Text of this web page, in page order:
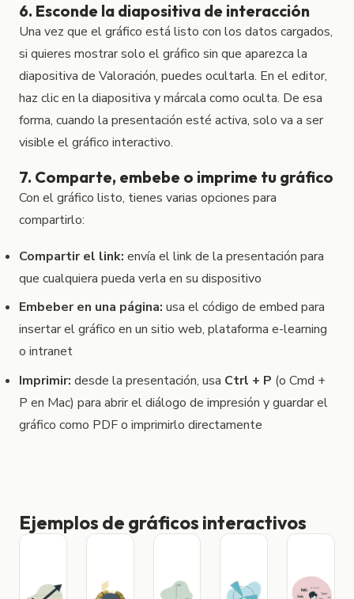
6. Esconde la diapositiva de interacción
Una vez que el gráfico está listo con los datos cargados,
si quieres mostrar solo el gráfico sin que aparezca la
diapositiva de Valoración, puedes ocultarla. En el editor,
haz clic en la diapositiva y márcala como oculta. De esa
forma, cuando la presentación esté activa, solo va a ser
visible el gráfico interactivo.
7. Comparte, embebe o imprime tu gráfico
Con el gráfico listo, tienes varias opciones para
compartirlo:
Compartir el link: envía el link de la presentación para
que cualquiera pueda verla en su dispositivo
Embeber en una página: usa el código de embed para
insertar el gráfico en un sitio web, plataforma e-learning
o intranet
Imprimir: desde la presentación, usa Ctrl + P (o Cmd +
P en Mac) para abrir el diálogo de impresión y guardar el
gráfico como PDF o imprimirlo directamente
Ejemplos de gráficos interactivos